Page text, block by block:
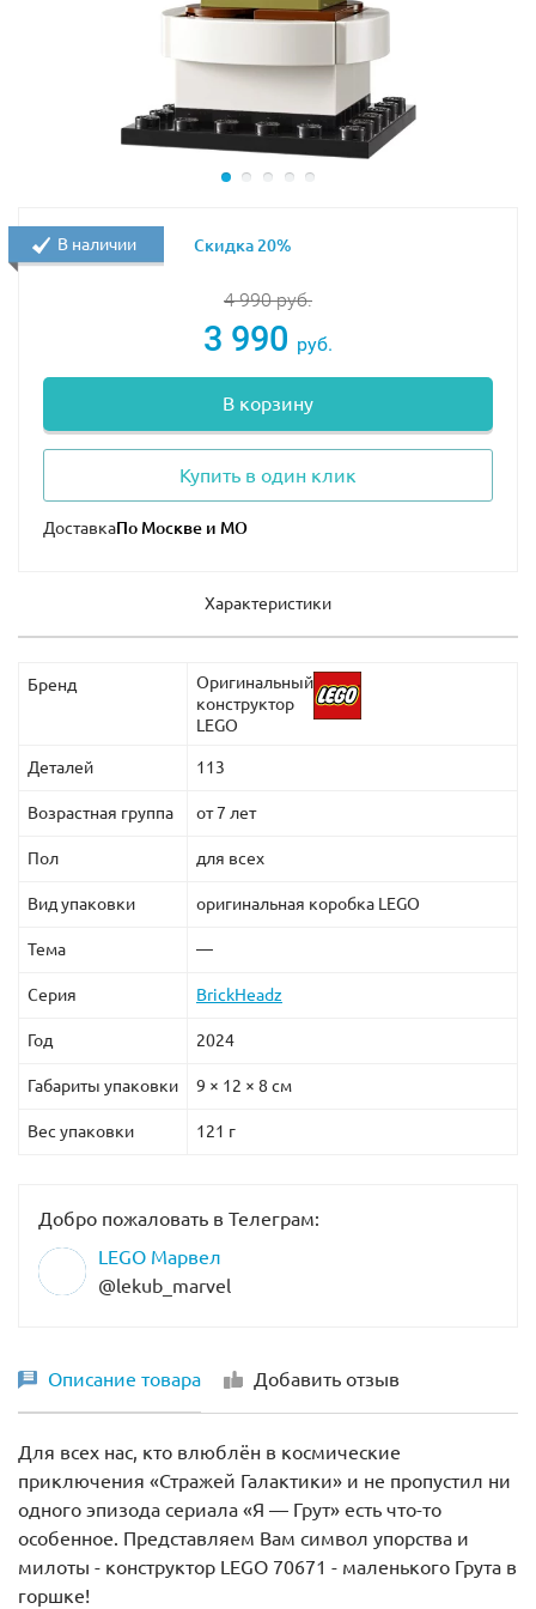
4 990руб.
3 990 руб.
В корзину
Купить в один клик
Доставка
В наличии Скидка 20%
Характеристики
Бренд
Оригинальный
конструктор
LEGO
Деталей 113
Возрастная группа от 7 лет
Пол для всех
Вид упаковки оригинальная коробка LEGO
Тема —
Серия BrickHeadz
Год 2024
Габариты упаковки 9 × 12 × 8 см
Вес упаковки 121 г
Добро пожаловать в Телеграм:
LEGO Марвел
@lekub_marvel
Описание товара Добавить отзыв
Для всех нас, кто влюблён в космические
приключения «Стражей Галактики» и не пропустил ни
одного эпизода сериала «Я — Грут» есть что-то
особенное. Представляем Вам символ упорства и
милоты - конструктор LEGO 70671 - маленького Грута в
горшке!